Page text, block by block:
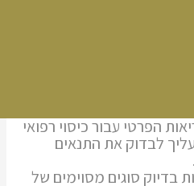
הפרטי עבור כיסוי רפואי
לבדוק את התנאים
בדיוק סוגים מסוימים של